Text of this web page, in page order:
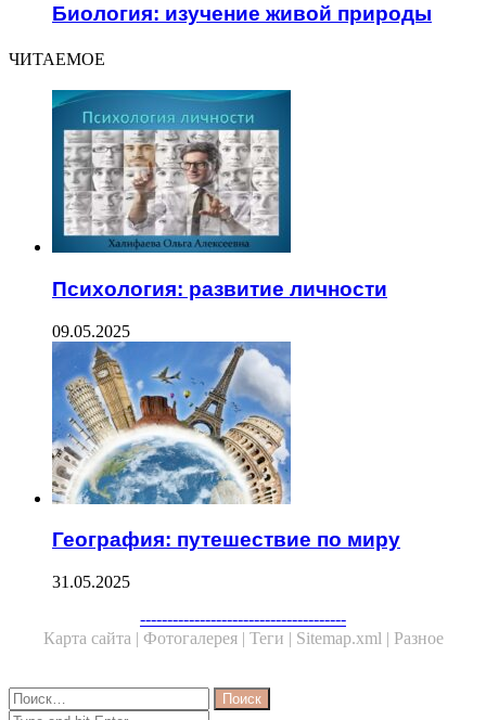
Биология: изучение живой природы
ЧИТАЕМОЕ
Психология: развитие личности
09.05.2025
География: путешествие по миру
31.05.2025
--------------------------------------
Карта сайта | Фотогалерея | Теги | Sitemap.xml | Разное
Close
Найти: